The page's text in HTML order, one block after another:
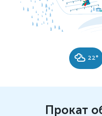
22°
Прокат